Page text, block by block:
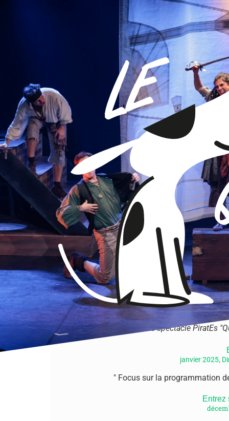
Le
Mise en
Prix de la ville de Huy aux Rencontres de
"Une traversée jubilatoire avec effets
et personnages truculents. Les comédiens
PiratEs nous emporte dans
Reportage sur le spectacle PiratEs
janvier 2025,
" Focus sur la programmation
Entrez